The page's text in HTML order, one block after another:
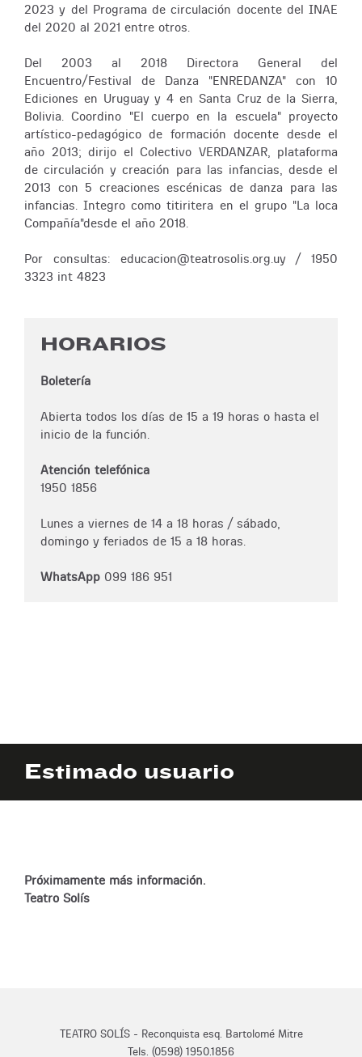
2023 y del Programa de circulación docente del INAE
del 2020 al 2021 entre otros.
Del 2003 al 2018 Directora General del
Encuentro/Festival de Danza "ENREDANZA" con 10
Ediciones en Uruguay y 4 en Santa Cruz de la Sierra,
Bolivia. Coordino "El cuerpo en la escuela" proyecto
artístico-pedagógico de formación docente desde el
año 2013; dirijo el Colectivo VERDANZAR, plataforma
de circulación y creación para las infancias, desde el
2013 con 5 creaciones escénicas de danza para las
infancias. Integro como titiritera en el grupo "La loca
Compañía"desde el año 2018.
Por consultas: educacion@teatrosolis.org.uy / 1950
3323 int 4823
HORARIOS
Boletería
Abierta todos los días de 15 a 19 horas o hasta el
inicio de la función.
Atención telefónica
1950 1856
Lunes a viernes de 14 a 18 horas / sábado,
domingo y feriados de 15 a 18 horas.
WhatsApp 099 186 951
Estimado usuario
Próximamente más información.
Teatro Solís
TEATRO SOLÍS - Reconquista esq. Bartolomé Mitre
Tels. (0598) 1950.1856